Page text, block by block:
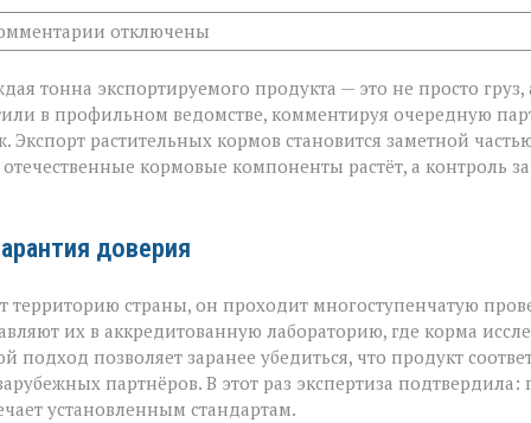
к
записи
шрот
выходит
международный
уровень»
отключены
тонна экспортируемого продукта — это не просто груз,
в профильном ведомстве, комментируя очередную
Экспорт растительных кормов становится заметной
кормовые компоненты растёт, а контроль за
доверия
территорию страны, он проходит многоступенчатую
их в аккредитованную лабораторию, где корма
подход позволяет заранее убедиться, что продукт
партнёров. В этот раз экспертиза
установленным стандартам.